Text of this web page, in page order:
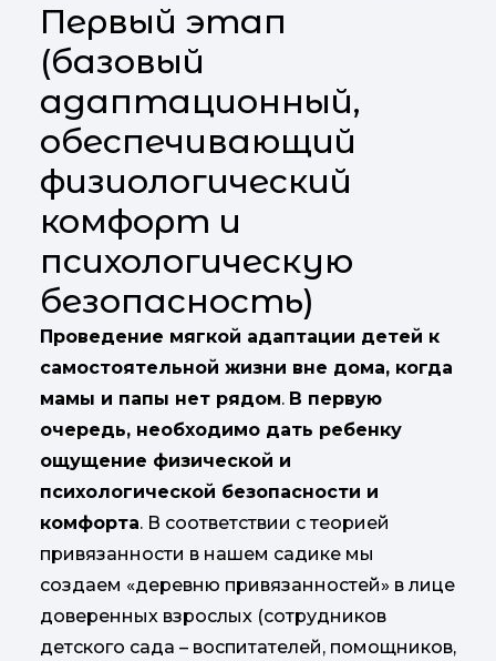
Первый этап
(базовый
адаптационный,
обеспечивающий
физиологический
комфорт и
психологическую
безопасность)
Проведение мягкой адаптации детей к
самостоятельной жизни вне дома, когда
мамы и папы нет рядом. В первую
очередь, необходимо дать ребенку
ощущение физической и
психологической безопасности и
комфорта. В соответствии с теорией
привязанности в нашем садике мы
создаем «деревню привязанностей» в лице
доверенных взрослых (сотрудников
детского сада – воспитателей, помощников,